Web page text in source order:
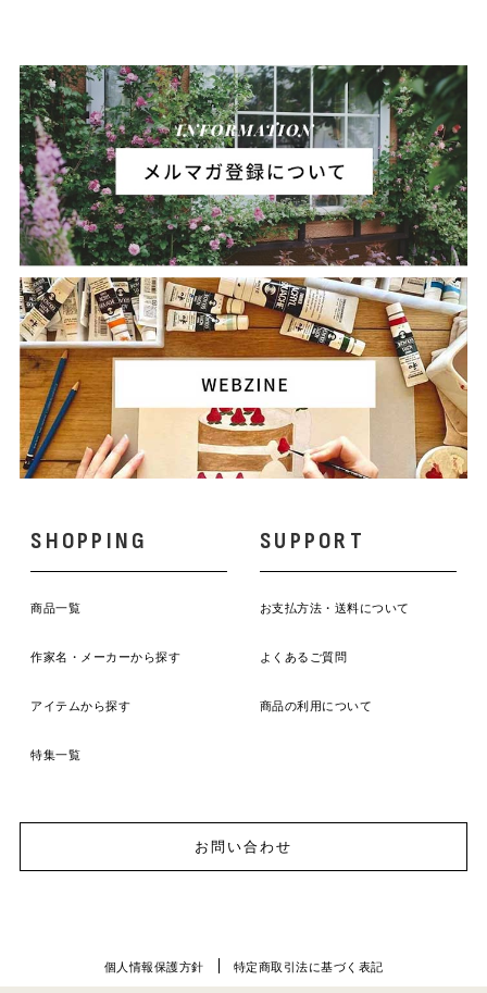
SHOPPING
商品一覧
作家名・メーカーから探す
アイテムから探す
特集一覧
SUPPORT
お支払方法・送料について
よくあるご質問
商品の利用について
お問い合わせ
個人情報保護方針 特定商取引法に基づく表記